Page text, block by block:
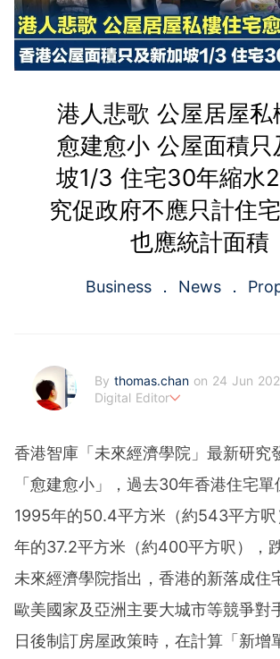
港人悲歌 公屋居屋私
愈建愈小 公屋面積只
坡1/3 住宅30年縮水
究促政府不應只計住
也應統計面積
Business News
By thomas.chan on 24 Jun
Digital Editor
用都有濃厚興趣。期望藉著多年以來的工作
新的財經新聞頻道上出一分力。
香港智庫「未來經濟學院」最新研究
「愈建愈小」，過去30年香港住宅
1995年的50.4平方米（約543平方
年的37.2平方米（約400平方呎），
未來經濟學院指出，香港的新落成住
歐美國家及亞洲主要大城市等競爭對
日後制訂房屋政策時，在計算「新增